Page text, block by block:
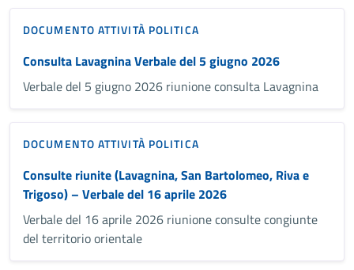
DOCUMENTO ATTIVITÀ POLITICA
Consulta Lavagnina Verbale del 5 giugno 2026
Verbale del 5 giugno 2026 riunione consulta Lavagnina
DOCUMENTO ATTIVITÀ POLITICA
Consulte riunite (Lavagnina, San Bartolomeo, Riva e
Trigoso) – Verbale del 16 aprile 2026
Verbale del 16 aprile 2026 riunione consulte congiunte
del territorio orientale